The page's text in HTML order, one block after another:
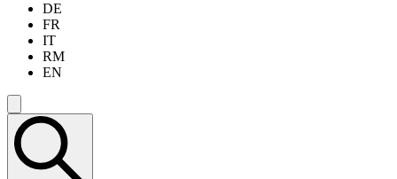
DE
FR
IT
RM
EN